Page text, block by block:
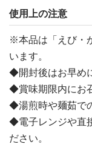
使用上の注意
※本品は「えび・
います。
◆開封後はお早め
◆賞味期限内にお
◆湯煎時や麺茹で
◆電子レンジや直
ださい。